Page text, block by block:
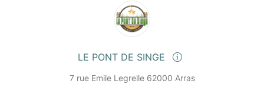
LE PONT DE SINGE
7 rue Emile Legrelle 62000 Arras